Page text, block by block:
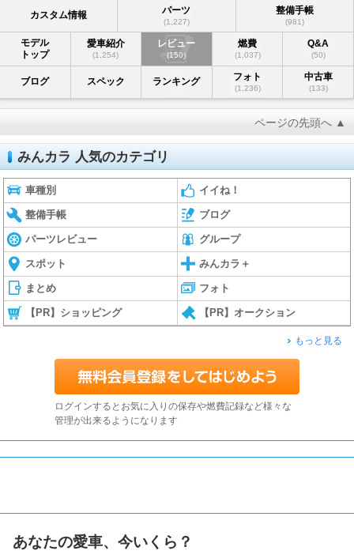
カスタム情報 パーツ
(1,227)
整備手帳
(981)
モデル
トップ
愛車紹介
(1,254)
レビュー
(150)
燃費
(1,037)
Q&A
(50)
ブログ スペック ランキング フォト
(1,236)
中古車
(133)
ページの先頭へ ▲
みんカラ 人気のカテゴリ
車種別 イイね！
整備手帳 ブログ
パーツレビュー グループ
スポット みんカラ＋
まとめ フォト
【PR】ショッピング 【PR】オークション
もっと見る
ログインするとお気に入りの保存や燃費記録など様々な
管理が出来るようになります
あなたの愛車、今いくら？